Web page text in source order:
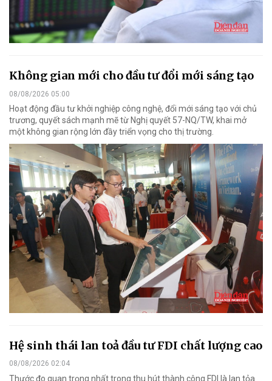
Không gian mới cho đầu tư đổi mới sáng tạo
08/08/2026 05:00
Hoạt động đầu tư khởi nghiệp công nghệ, đổi mới sáng tạo với chủ
trương, quyết sách mạnh mẽ từ Nghị quyết 57-NQ/TW, khai mở
một không gian rộng lớn đầy triển vọng cho thị trường.
Hệ sinh thái lan toả đầu tư FDI chất lượng cao
08/08/2026 02:04
Thước đo quan trọng nhất trong thu hút thành công FDI là lan tỏa